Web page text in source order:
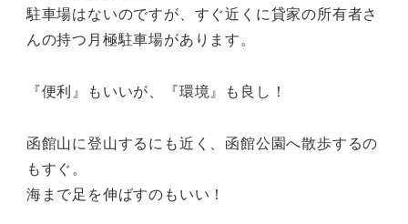
駐車場はないのですが、すぐ近くに貸家の所有者さ
んの持つ月極駐車場があります。
『便利』もいいが、『環境』も良し！
函館山に登山するにも近く、函館公園へ散歩するの
もすぐ。
海まで足を伸ばすのもいい！